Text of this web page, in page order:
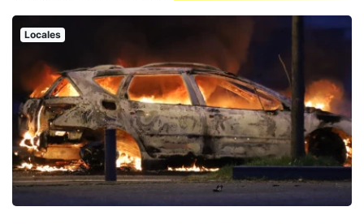
Locales